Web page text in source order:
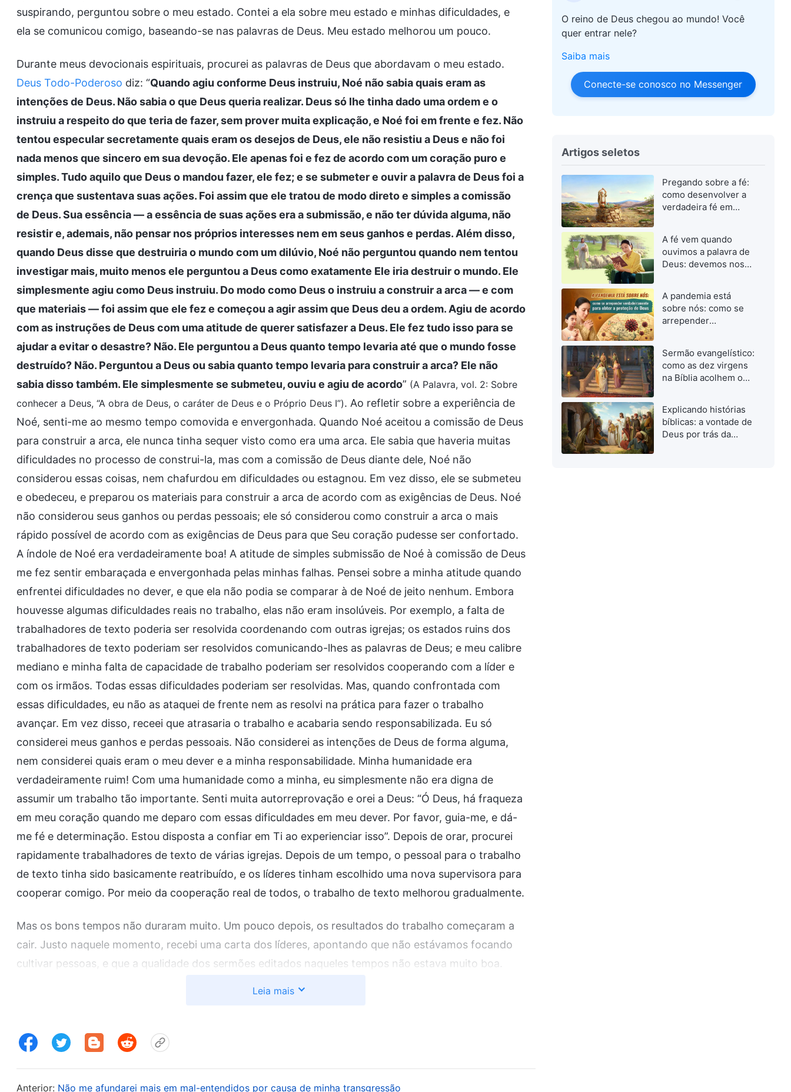
suspirando, perguntou sobre o meu estado. Contei a ela sobre meu estado e minhas dificuldades, e
ela se comunicou comigo, baseando-se nas palavras de Deus. Meu estado melhorou um pouco.
Durante meus devocionais espirituais, procurei as palavras de Deus que abordavam o meu estado.
Deus Todo-Poderoso diz: “Quando agiu conforme Deus instruiu, Noé não sabia quais eram as
intenções de Deus. Não sabia o que Deus queria realizar. Deus só lhe tinha dado uma ordem e o
instruiu a respeito do que teria de fazer, sem prover muita explicação, e Noé foi em frente e fez. Não
tentou especular secretamente quais eram os desejos de Deus, ele não resistiu a Deus e não foi
nada menos que sincero em sua devoção. Ele apenas foi e fez de acordo com um coração puro e
simples. Tudo aquilo que Deus o mandou fazer, ele fez; e se submeter e ouvir a palavra de Deus foi a
crença que sustentava suas ações. Foi assim que ele tratou de modo direto e simples a comissão
de Deus. Sua essência — a essência de suas ações era a submissão, e não ter dúvida alguma, não
resistir e, ademais, não pensar nos próprios interesses nem em seus ganhos e perdas. Além disso,
quando Deus disse que destruiria o mundo com um dilúvio, Noé não perguntou quando nem tentou
investigar mais, muito menos ele perguntou a Deus como exatamente Ele iria destruir o mundo. Ele
simplesmente agiu como Deus instruiu. Do modo como Deus o instruiu a construir a arca — e com
que materiais — foi assim que ele fez e começou a agir assim que Deus deu a ordem. Agiu de acordo
com as instruções de Deus com uma atitude de querer satisfazer a Deus. Ele fez tudo isso para se
ajudar a evitar o desastre? Não. Ele perguntou a Deus quanto tempo levaria até que o mundo fosse
destruído? Não. Perguntou a Deus ou sabia quanto tempo levaria para construir a arca? Ele não
sabia disso também. Ele simplesmente se submeteu, ouviu e agiu de acordo” (A Palavra, vol. 2: Sobre
conhecer a Deus, “A obra de Deus, o caráter de Deus e o Próprio Deus I”). Ao refletir sobre a experiência de
Noé, senti-me ao mesmo tempo comovida e envergonhada. Quando Noé aceitou a comissão de Deus
para construir a arca, ele nunca tinha sequer visto como era uma arca. Ele sabia que haveria muitas
dificuldades no processo de construi-la, mas com a comissão de Deus diante dele, Noé não
considerou essas coisas, nem chafurdou em dificuldades ou estagnou. Em vez disso, ele se submeteu
e obedeceu, e preparou os materiais para construir a arca de acordo com as exigências de Deus. Noé
não considerou seus ganhos ou perdas pessoais; ele só considerou como construir a arca o mais
rápido possível de acordo com as exigências de Deus para que Seu coração pudesse ser confortado.
A índole de Noé era verdadeiramente boa! A atitude de simples submissão de Noé à comissão de Deus
me fez sentir embaraçada e envergonhada pelas minhas falhas. Pensei sobre a minha atitude quando
enfrentei dificuldades no dever, e que ela não podia se comparar à de Noé de jeito nenhum. Embora
houvesse algumas dificuldades reais no trabalho, elas não eram insolúveis. Por exemplo, a falta de
trabalhadores de texto poderia ser resolvida coordenando com outras igrejas; os estados ruins dos
trabalhadores de texto poderiam ser resolvidos comunicando-lhes as palavras de Deus; e meu calibre
mediano e minha falta de capacidade de trabalho poderiam ser resolvidos cooperando com a líder e
com os irmãos. Todas essas dificuldades poderiam ser resolvidas. Mas, quando confrontada com
essas dificuldades, eu não as ataquei de frente nem as resolvi na prática para fazer o trabalho
avançar. Em vez disso, receei que atrasaria o trabalho e acabaria sendo responsabilizada. Eu só
considerei meus ganhos e perdas pessoais. Não considerei as intenções de Deus de forma alguma,
nem considerei quais eram o meu dever e a minha responsabilidade. Minha humanidade era
verdadeiramente ruim! Com uma humanidade como a minha, eu simplesmente não era digna de
assumir um trabalho tão importante. Senti muita autorreprovação e orei a Deus: “Ó Deus, há fraqueza
em meu coração quando me deparo com essas dificuldades em meu dever. Por favor, guia-me, e dá-
me fé e determinação. Estou disposta a confiar em Ti ao experienciar isso”. Depois de orar, procurei
rapidamente trabalhadores de texto de várias igrejas. Depois de um tempo, o pessoal para o trabalho
de texto tinha sido basicamente reatribuído, e os líderes tinham escolhido uma nova supervisora para
cooperar comigo. Por meio da cooperação real de todos, o trabalho de texto melhorou gradualmente.
Mas os bons tempos não duraram muito. Um pouco depois, os resultados do trabalho começaram a
cair. Justo naquele momento, recebi uma carta dos líderes, apontando que não estávamos focando
cultivar pessoas, e que a qualidade dos sermões editados naqueles tempos não estava muito boa.
para eu arcar com esse trabalho!” Pensei então na supervisora anterior, que tinha sido dispensada por
Leia mais
Anterior: Não me afundarei mais em mal-entendidos por causa de minha transgressão
O reino de Deus chegou ao mundo! Você
quer entrar nele?
Saiba mais
Conecte-se conosco no Messenger
Artigos seletos
Pregando sobre a fé:
como desenvolver a
verdadeira fé em
A fé vem quando
ouvimos a palavra de
Deus: devemos nos
quando investigamos
o caminho verdadeiro
A pandemia está
sobre nós: como se
arrepender
Deus
Sermão evangelístico:
como as dez virgens
na Bíblia acolhem o
Explicando histórias
bíblicas: a vontade de
Deus por trás da